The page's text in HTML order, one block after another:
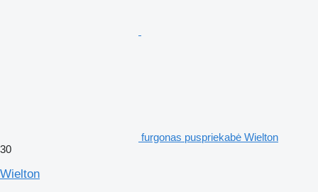
furgonas puspriekabė Wielton
30
Wielton